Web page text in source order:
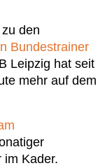
den
Bundestrainer
Leipzig hat seit
mehr auf dem
im Kader.